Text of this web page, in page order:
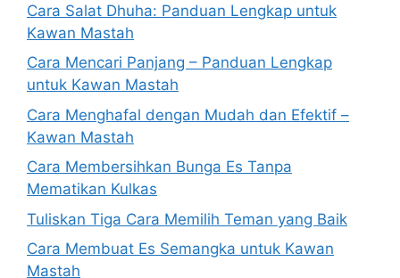
Cara Salat Dhuha: Panduan Lengkap untuk
Kawan Mastah
Cara Mencari Panjang – Panduan Lengkap
untuk Kawan Mastah
Cara Menghafal dengan Mudah dan Efektif –
Kawan Mastah
Cara Membersihkan Bunga Es Tanpa
Mematikan Kulkas
Tuliskan Tiga Cara Memilih Teman yang Baik
Cara Membuat Es Semangka untuk Kawan
Mastah